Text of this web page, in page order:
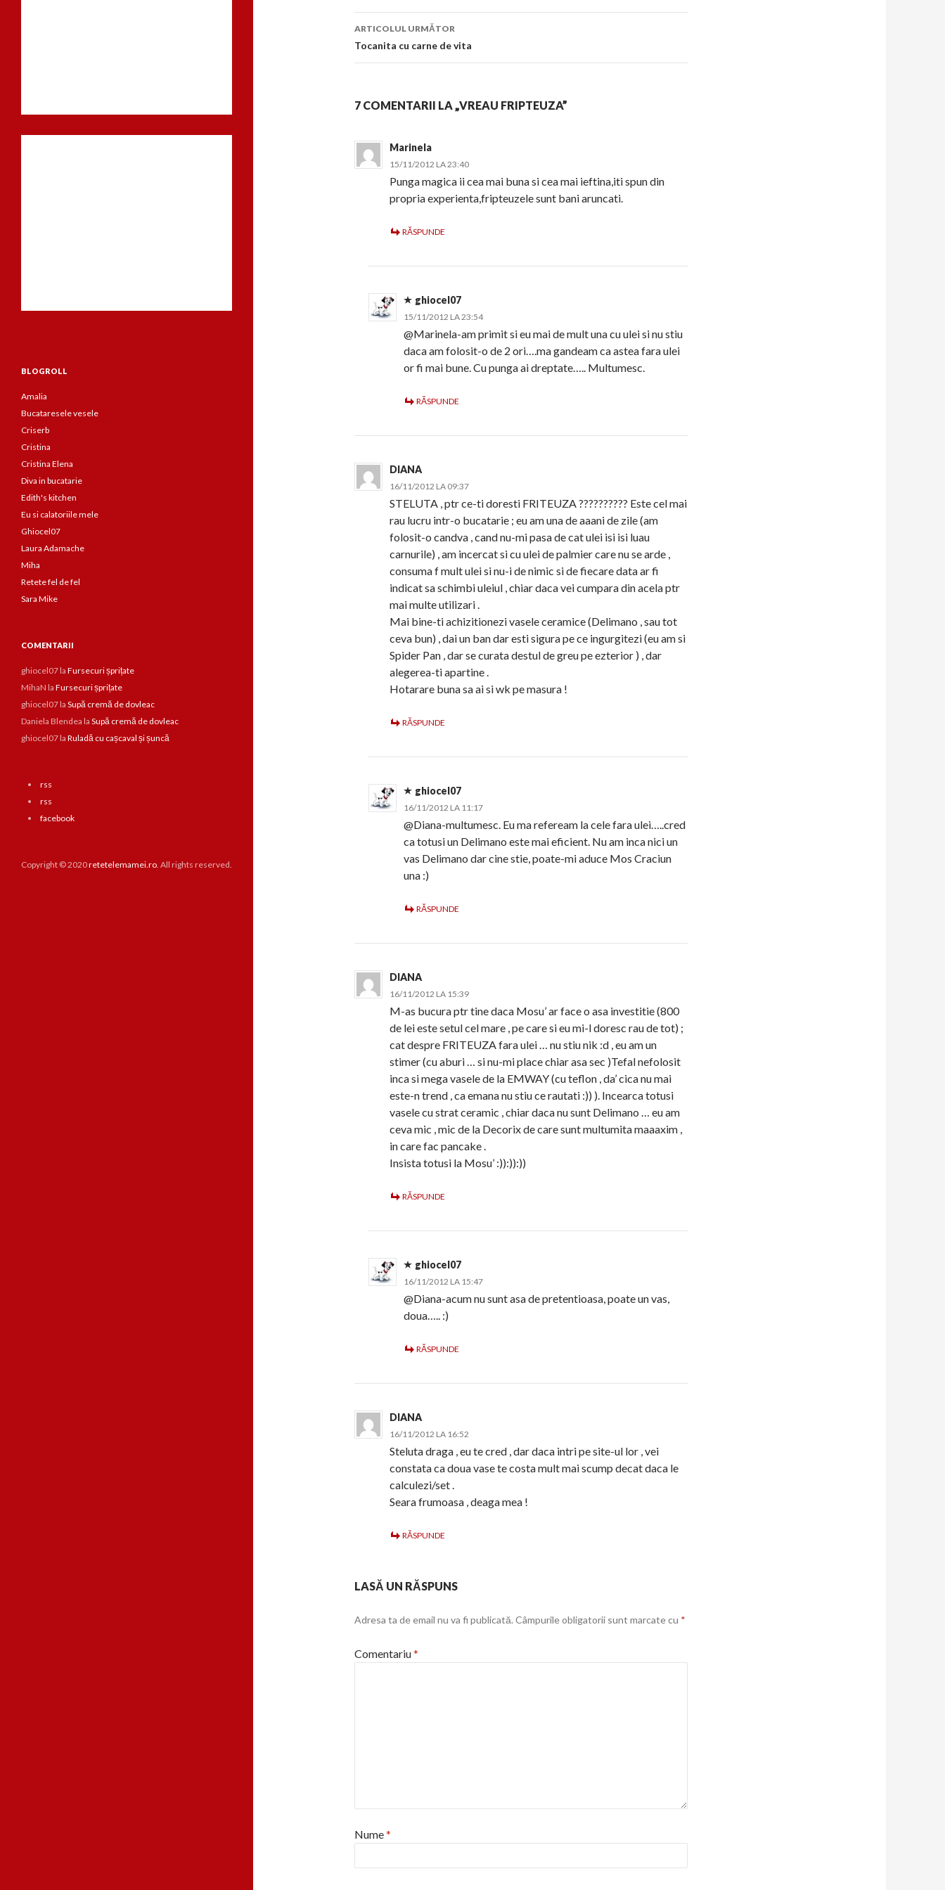
articol
ARTICOLUL URMĂTOR
Tocanita cu carne de vita
7 COMENTARII LA „VREAU FRIPTEUZA”
Marinela
15/11/2012 LA 23:40
Punga magica ii cea mai buna si cea mai ieftina,iti spun din
propria experienta,fripteuzele sunt bani aruncati.
RĂSPUNDE
ghiocel07
15/11/2012 LA 23:54
@Marinela-am primit si eu mai de mult una cu ulei si nu stiu
daca am folosit-o de 2 ori….ma gandeam ca astea fara ulei
or fi mai bune. Cu punga ai dreptate….. Multumesc.
RĂSPUNDE
DIANA
16/11/2012 LA 09:37
STELUTA , ptr ce-ti doresti FRITEUZA ?????????? Este cel mai
rau lucru intr-o bucatarie ; eu am una de aaani de zile (am
folosit-o candva , cand nu-mi pasa de cat ulei isi isi luau
carnurile) , am incercat si cu ulei de palmier care nu se arde ,
consuma f mult ulei si nu-i de nimic si de fiecare data ar fi
indicat sa schimbi uleiul , chiar daca vei cumpara din acela ptr
mai multe utilizari .
Mai bine-ti achizitionezi vasele ceramice (Delimano , sau tot
ceva bun) , dai un ban dar esti sigura pe ce ingurgitezi (eu am si
Spider Pan , dar se curata destul de greu pe ezterior ) , dar
alegerea-ti apartine .
Hotarare buna sa ai si wk pe masura !
RĂSPUNDE
ghiocel07
16/11/2012 LA 11:17
@Diana-multumesc. Eu ma refeream la cele fara ulei…..cred
ca totusi un Delimano este mai eficient. Nu am inca nici un
vas Delimano dar cine stie, poate-mi aduce Mos Craciun
una :)
RĂSPUNDE
DIANA
16/11/2012 LA 15:39
M-as bucura ptr tine daca Mosu’ ar face o asa investitie (800
de lei este setul cel mare , pe care si eu mi-l doresc rau de tot) ;
cat despre FRITEUZA fara ulei … nu stiu nik :d , eu am un
stimer (cu aburi … si nu-mi place chiar asa sec )Tefal nefolosit
inca si mega vasele de la EMWAY (cu teflon , da’ cica nu mai
este-n trend , ca emana nu stiu ce rautati :)) ). Incearca totusi
vasele cu strat ceramic , chiar daca nu sunt Delimano … eu am
ceva mic , mic de la Decorix de care sunt multumita maaaxim ,
in care fac pancake .
Insista totusi la Mosu’ :)):)):))
RĂSPUNDE
ghiocel07
16/11/2012 LA 15:47
@Diana-acum nu sunt asa de pretentioasa, poate un vas,
doua….. :)
RĂSPUNDE
DIANA
16/11/2012 LA 16:52
Steluta draga , eu te cred , dar daca intri pe site-ul lor , vei
constata ca doua vase te costa mult mai scump decat daca le
calculezi/set .
Seara frumoasa , deaga mea !
RĂSPUNDE
LASĂ UN RĂSPUNS
Adresa ta de email nu va fi publicată. Câmpurile obligatorii sunt marcate cu *
Comentariu*
Nume*
BLOGROLL
Amalia
Bucataresele vesele
Criserb
Cristina
Cristina Elena
Diva in bucatarie
Edith's kitchen
Eu si calatoriile mele
Ghiocel07
Laura Adamache
Miha
Retete fel de fel
Sara Mike
COMENTARII
ghiocel07la Fursecuri șprițate
MihaN la Fursecuri șprițate
ghiocel07la Supă cremă de dovleac
Daniela Blendea la Supă cremă de dovleac
ghiocel07la Ruladă cu cașcaval și șuncă
rss
rss
facebook
Copyright © 2020retetelemamei.ro. All rights reserved.